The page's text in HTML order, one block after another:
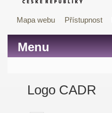
Mapa webu Přístupnost
Menu
Logo CADR